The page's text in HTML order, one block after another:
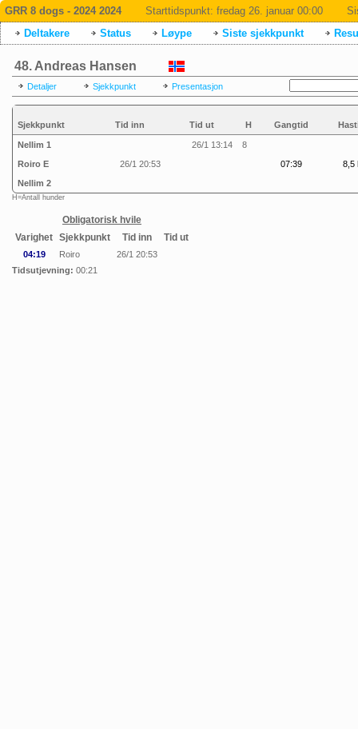
GRR 8 dogs - 2024 2024 Starttidspunkt: fredag 26. januar 00:00
Deltakere
Status Løype Siste sjekkpunkt
48. Andreas Hansen
Detaljer Sjekkpunkt Presentasjon
Sjekkpunkt Tid inn Tid ut H Gangtid
Nellim 1 26/1 13:14
8
Roiro E
26/1 20:53 07:39
8,5
Nellim 2
H=Antall hunder
Obligatorisk hvile
Varighet Sjekkpunkt Tid inn Tid ut
04:19 Roiro
26/1 20:53
Tidsutjevning: 00:21